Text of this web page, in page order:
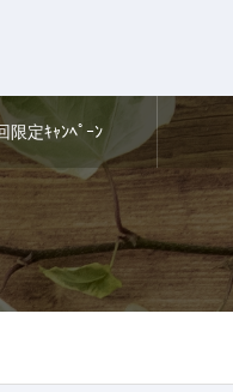
限定ｷｬﾝﾍﾟｰﾝ